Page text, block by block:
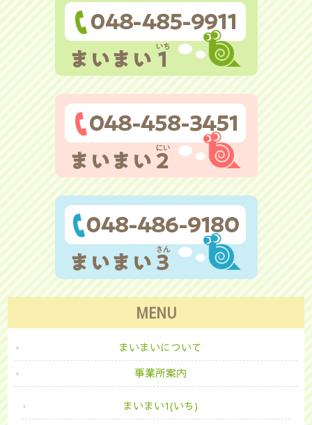
MENU
まいまいについて
事業所案内
まいまい1(いち)